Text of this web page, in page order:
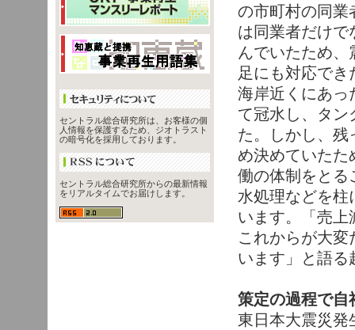
の市町村の同業
は同業者だけで
んでいたため
足にも対応で
海岸近くにあっ
て冠水し、タン
た。しかし、残
め決めていたた
働の体制をとる
水処理などを柱
います。「売上
これからが大
います」と語る
策定の過程で自
東日本大震災発
セントラル総合研究所は、お客様の個
人情報を保護するため、ジオトラスト
の暗号化を採用しております。
セントラル総合研究所からの最新情報
をリアルタイムでお届けします。